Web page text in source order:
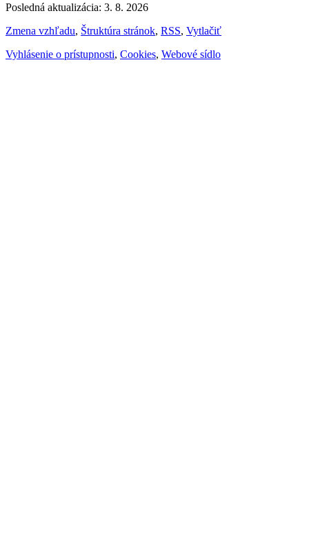
Posledná aktualizácia: 3. 8. 2026
Zmena vzhľadu, Štruktúra stránok, RSS, Vytlačiť
Vyhlásenie o prístupnosti, Cookies, Webové sídlo